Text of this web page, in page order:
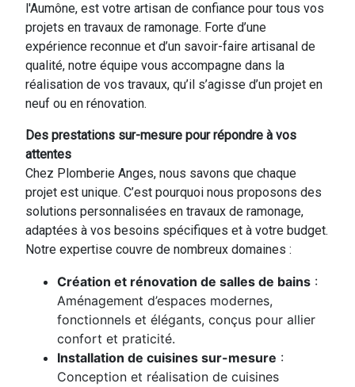
l'Aumône, est votre artisan de confiance pour tous vos
projets en travaux de ramonage. Forte d’une
expérience reconnue et d’un savoir-faire artisanal de
qualité, notre équipe vous accompagne dans la
réalisation de vos travaux, qu’il s’agisse d’un projet en
neuf ou en rénovation.
Des prestations sur-mesure pour répondre à vos
attentes
Chez Plomberie Anges, nous savons que chaque
projet est unique. C’est pourquoi nous proposons des
solutions personnalisées en travaux de ramonage,
adaptées à vos besoins spécifiques et à votre budget.
Notre expertise couvre de nombreux domaines :
Création et rénovation de salles de bains :
Aménagement d’espaces modernes,
fonctionnels et élégants, conçus pour allier
confort et praticité.
Installation de cuisines sur-mesure :
Conception et réalisation de cuisines